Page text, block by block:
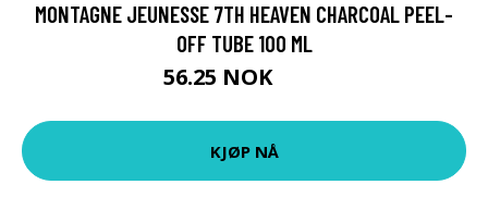
MONTAGNE JEUNESSE 7TH HEAVEN CHARCOAL PEEL-
OFF TUBE 100 ML
56.25 NOK
KJØP NÅ